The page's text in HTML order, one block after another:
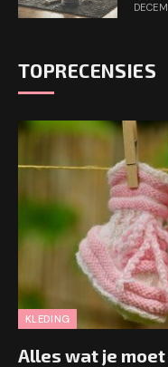
TOPRECENSIES
KLEDING
Alles wat je